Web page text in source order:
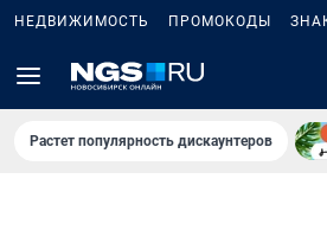
НЕДВИЖИМОСТЬ ПРОМОКОДЫ
Растет популярность дискаунтеров